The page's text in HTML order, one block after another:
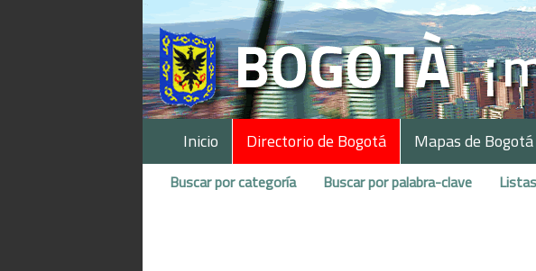
Inicio Directorio de Bogotá Mapas de Bogotá
Buscar por categoría Buscar por palabra-clave